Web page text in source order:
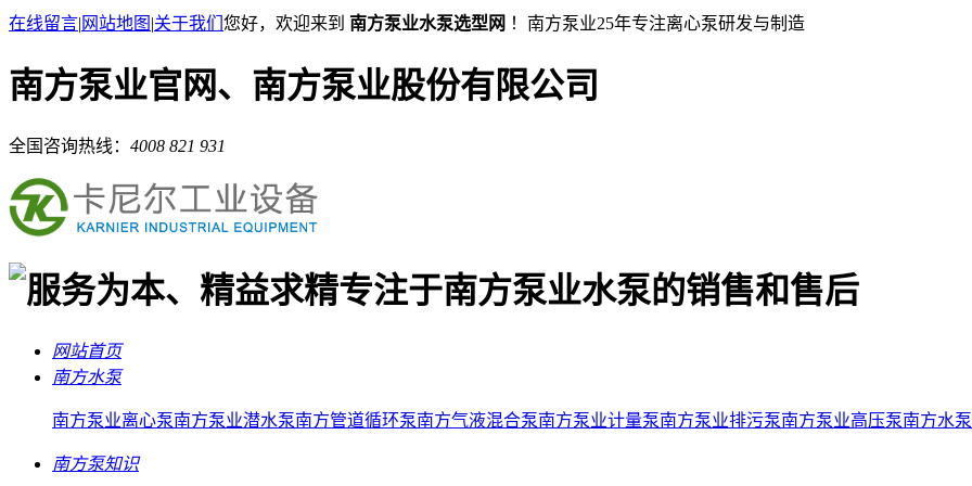
在线留言| 网站地图 |关于我们 您好，欢迎来到 南方泵业水泵选型网 ！南方泵业25年专注离心泵研发与制造
南方泵业官网、南方泵业股份有限公司
全国咨询热线： 4008 821 931
专注于南方泵业水泵的销售和售后
网站首页
南方水泵
南方泵业离心泵南方泵业潜水泵南方管道循环泵南方气液混合泵南方泵业计量泵南方泵业排污泵南方泵业高压泵南方水
南方泵知识